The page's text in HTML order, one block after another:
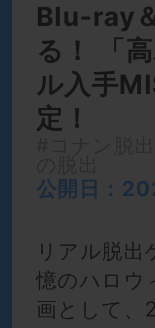
Blu-ray
る！ 「
ル入手
定！
公開日：
リアル脱
憶のハロウ
画として、